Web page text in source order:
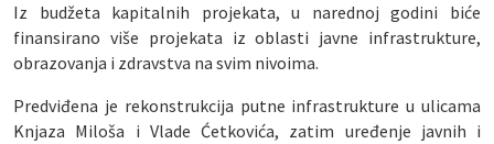
Iz budžeta kapitalnih projekata, u narednoj godini biće
finansirano više projekata iz oblasti javne infrastrukture,
obrazovanja i zdravstva na svim nivoima.
Predviđena je rekonstrukcija putne infrastrukture u ulicama
Knjaza Miloša i Vlade Ćetkovića, zatim uređenje javnih i